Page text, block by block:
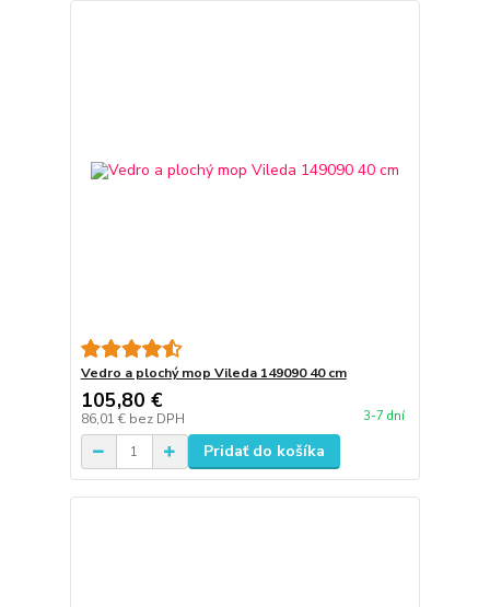
Vedro a plochý mop Vileda 149090 40 cm
105,80 €
86,01 € bez DPH 3-7 dní
Pridať do košíka